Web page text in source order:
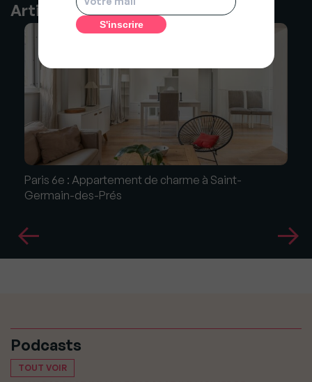
Articles recommandés
Paris 6e : Appartement de charme à Saint-
Germain-des-Prés
Podcasts
TOUT VOIR